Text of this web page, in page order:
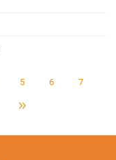
5 6 7